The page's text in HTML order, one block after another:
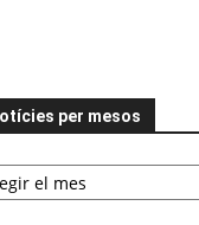
per mesos